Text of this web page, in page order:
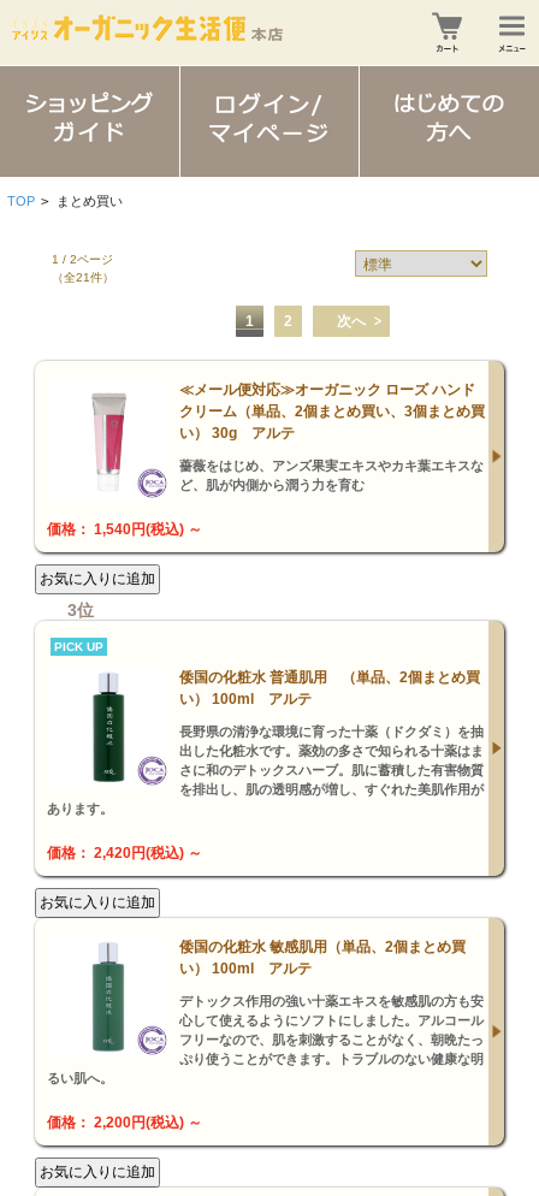
TOP > まとめ買い
1 / 2ページ
（全21件）
1 2 次へ
≪メール便対応≫オーガニック ローズ ハンド
クリーム（単品、2個まとめ買い、3個まとめ買
い） 30g アルテ
薔薇をはじめ、アンズ果実エキスやカキ葉エキスな
ど、肌が内側から潤う力を育む
価格： 1,540円(税込) ～
3位
PICK UP
倭国の化粧水 普通肌用 （単品、2個まとめ買
い） 100ml アルテ
長野県の清浄な環境に育った十薬（ドクダミ）を抽
出した化粧水です。薬効の多さで知られる十薬はま
さに和のデトックスハーブ。肌に蓄積した有害物質
を排出し、肌の透明感が増し、すぐれた美肌作用が
あります。
価格： 2,420円(税込) ～
倭国の化粧水 敏感肌用（単品、2個まとめ買
い） 100ml アルテ
デトックス作用の強い十薬エキスを敏感肌の方も安
心して使えるようにソフトにしました。アルコール
フリーなので、肌を刺激することがなく、朝晩たっ
ぷり使うことができます。トラブルのない健康な明
るい肌へ。
価格： 2,200円(税込) ～